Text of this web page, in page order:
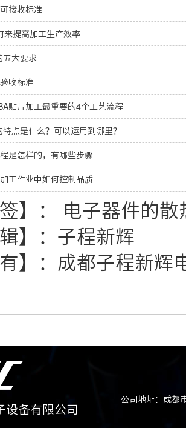
接收标准
来提高加工生产效率
五大要求
收标准
贴片加工最重要的4个工艺流程
点是什么？可以运用到哪里？
是怎样的，有哪些步骤
工作业中如何控制品质
】：
电子器件的
】： 子程新辉
】： 成都子程新辉
设备有限公司
公司地址：成都